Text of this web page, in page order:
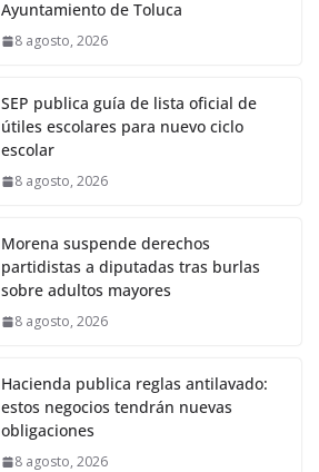
Ayuntamiento de Toluca
8 agosto, 2026
SEP publica guía de lista oficial de
útiles escolares para nuevo ciclo
escolar
8 agosto, 2026
Morena suspende derechos
partidistas a diputadas tras burlas
sobre adultos mayores
8 agosto, 2026
Hacienda publica reglas antilavado:
estos negocios tendrán nuevas
obligaciones
8 agosto, 2026